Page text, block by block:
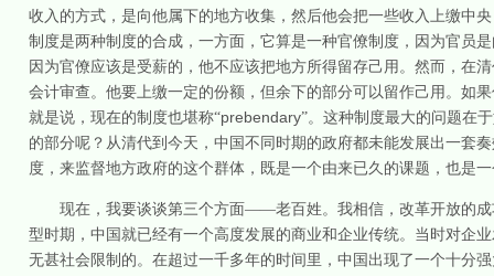
收入的方式，是向他属下的地方收集，然后他会把一些收入上缴中
制度是两种制度的合成，一方面，它算是一种官僚制度，因为官员
因为官僚应该是受薪的，他不应该把地方所得留存己用。然而，在
会计审查。他要上缴一定的份额，但余下的部分可以留作己用。如
就是说，现在的制度也堪称“prebendary”。这种制度最大的问题在
的部分呢？从清代到今天，中国不同时期的政府都未能发展出一套
度，来监督地方政府的这个群体，既是一个由来已久的课题，也是
现在，我要谈谈第三个方面——老百姓。我相信，改革开放的
型时期，中国就已经有一个高度发展的商业和企业传统。当时对企
无甚社会限制的。在超过一千多年的时间里，中国出现了一个十分